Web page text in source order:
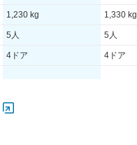
1,230 kg 1,330 kg
5人 5人
4ドア 4ドア